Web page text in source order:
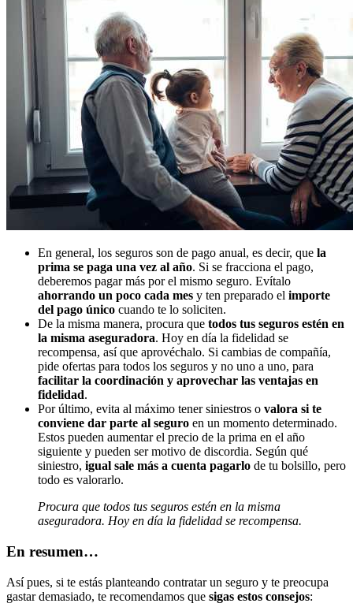
En general, los seguros son de pago anual, es decir, que la
prima se paga una vez al año. Si se fracciona el pago,
deberemos pagar más por el mismo seguro. Evítalo
ahorrando un poco cada mes y ten preparado el importe
del pago único cuando te lo soliciten.
De la misma manera, procura que todos tus seguros estén en
la misma aseguradora. Hoy en día la fidelidad se
recompensa, así que aprovéchalo. Si cambias de compañía,
pide ofertas para todos los seguros y no uno a uno, para
facilitar la coordinación y aprovechar las ventajas en
fidelidad.
Por último, evita al máximo tener siniestros o valora si te
conviene dar parte al seguro en un momento determinado.
Estos pueden aumentar el precio de la prima en el año
siguiente y pueden ser motivo de discordia. Según qué
siniestro, igual sale más a cuenta pagarlo de tu bolsillo, pero
todo es valorarlo.
Procura que todos tus seguros estén en la misma
aseguradora. Hoy en día la fidelidad se recompensa.
En resumen…
Así pues, si te estás planteando contratar un seguro y te preocupa
gastar demasiado, te recomendamos que sigas estos consejos: